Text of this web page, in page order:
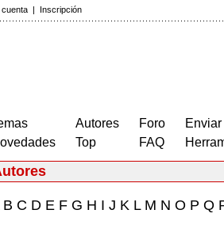
cuenta | Inscripción
Autores
Top
Foro
FAQ
B C D E F G H I J K LM N O P Q